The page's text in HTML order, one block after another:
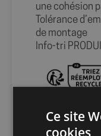
une cohésion
Tolérance
de montage
Info-tri
Info-tri
Ce site
cookies